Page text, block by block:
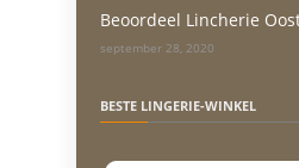
Beoordeel Lincherie
september 28, 2020
BESTE LINGERIE-WINKEL